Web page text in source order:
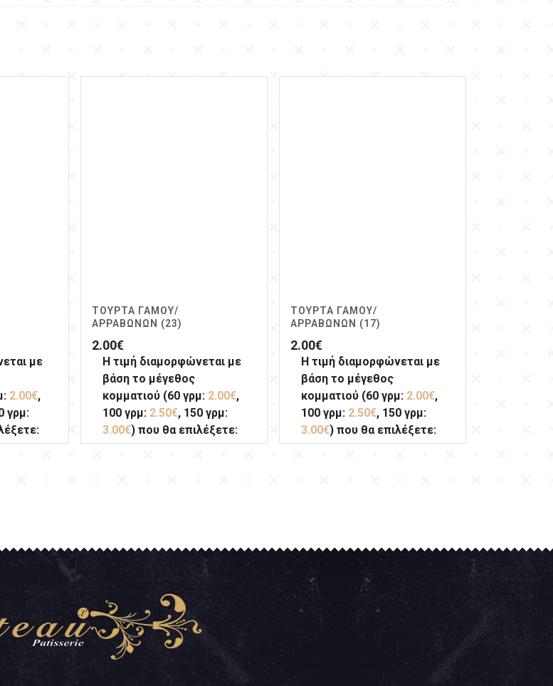
με
2.00€,
γρμ:
ΤΟΎΡΤΑ ΓΆΜΟΥ/
ΑΡΡΑΒΏΝΩΝ (23)
2.00€
Η τιμή διαμορφώνεται με
βάση το μέγεθος
κομματιού (60 γρμ: 2.00€,
100 γρμ: 2.50€, 150 γρμ:
3.00€) που θα επιλέξετε:
ΤΟΎΡΤΑ ΓΆΜΟΥ/
ΑΡΡΑΒΏΝΩΝ (17)
2.00€
Η τιμή διαμορφώνεται με
βάση το μέγεθος
κομματιού (60 γρμ: 2.00€,
100 γρμ: 2.50€, 150 γρμ:
3.00€) που θα επιλέξετε: